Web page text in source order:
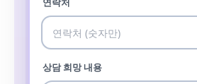
상담 희망 내용